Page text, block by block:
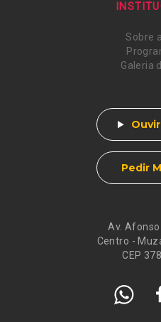
Av.
Centro -
CEP
Sobre
Galeria
Pedir